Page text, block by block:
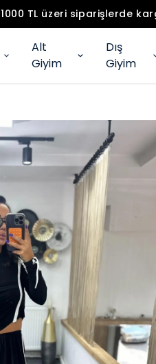
1000 TL üzeri siparişlerde
Alt
Giyim
Dış
Giyim